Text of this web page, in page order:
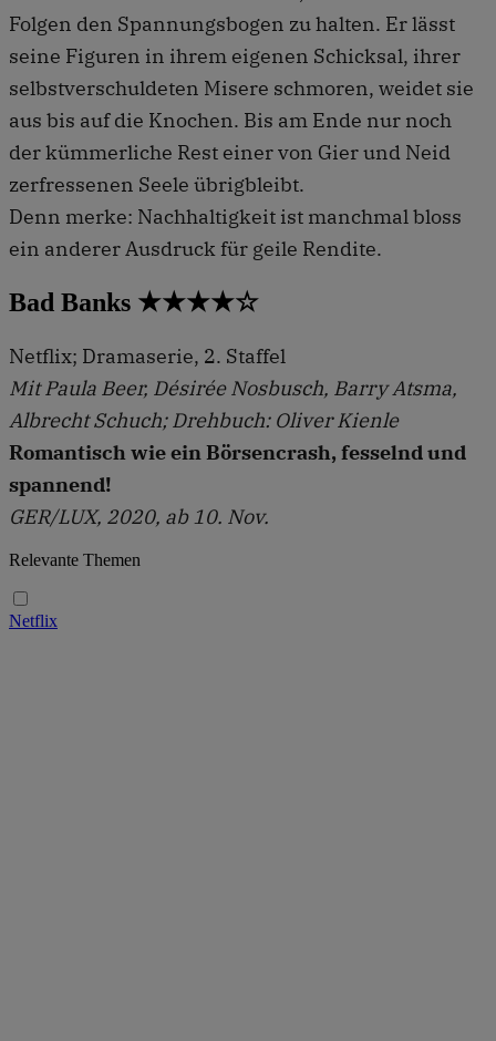
Folgen den Spannungsbogen zu halten. Er lässt
seine Figuren in ihrem eigenen Schicksal, ihrer
selbstverschuldeten Misere schmoren, weidet sie
aus bis auf die Knochen. Bis am Ende nur noch
der kümmerliche Rest einer von Gier und Neid
zerfressenen Seele übrigbleibt.
Denn merke: Nachhaltigkeit ist manchmal bloss
ein anderer Ausdruck für geile Rendite.
Bad Banks ★★★★☆
Netflix; Dramaserie, 2. Staffel
Mit Paula Beer, Désirée Nosbusch, Barry Atsma,
Albrecht Schuch; Drehbuch: Oliver Kienle
Romantisch wie ein Börsencrash, fesselnd und
spannend!
GER/LUX, 2020, ab 10. Nov.
Relevante Themen
Netflix